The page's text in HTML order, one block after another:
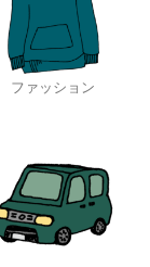
ファッション